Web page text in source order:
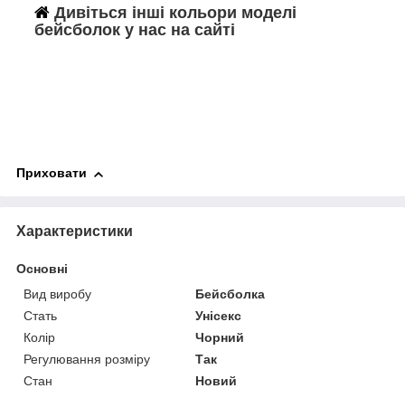
Дивіться інші кольори моделі
бейсболок у нас на сайті
Приховати
Характеристики
Основні
Вид виробу
Бейсболка
Стать
Унісекс
Колір
Чорний
Регулювання розміру
Так
Стан
Новий